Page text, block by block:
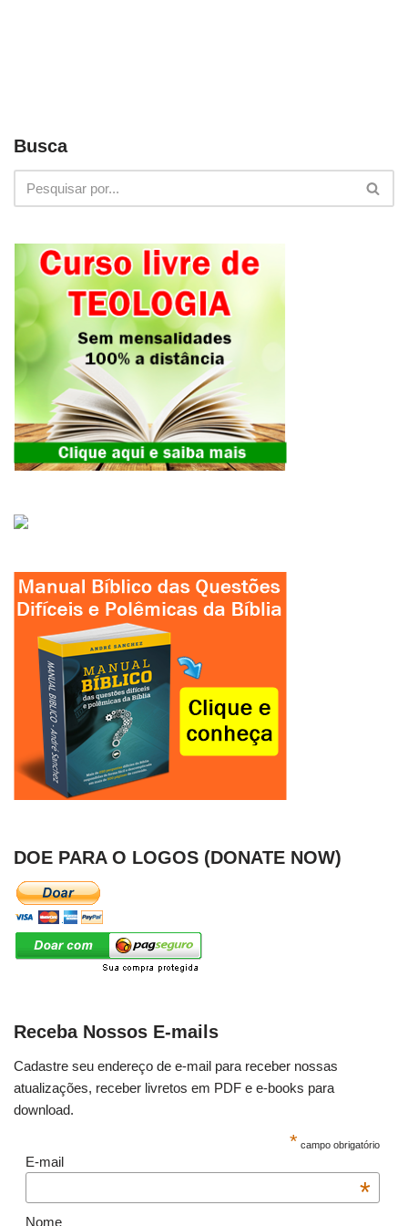
Busca
DOE PARA O LOGOS (DONATE NOW)
Receba Nossos E-mails
Cadastre seu endereço de e-mail para receber nossas
atualizações, receber livretos em PDF e e-books para
download.
* campo obrigatório
E-mail
*
Nome